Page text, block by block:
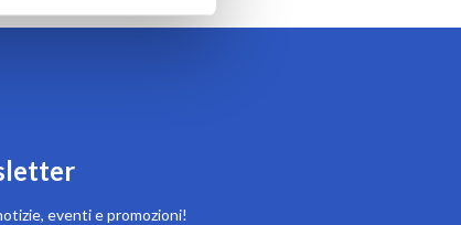
eventi e promozioni!